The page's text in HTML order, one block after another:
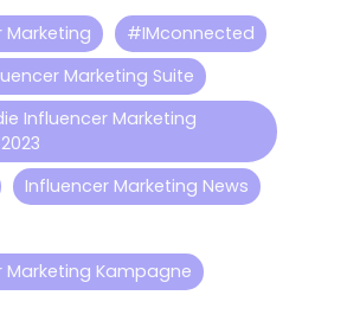
Marketing
#IMconnected
Marketing Suite
Influencer Marketing
Influencer Marketing News
Marketing Kampagne